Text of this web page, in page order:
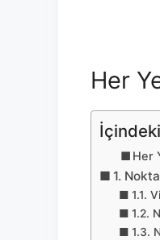
Her
Her
1.
1.1.
1.2.
1.3.